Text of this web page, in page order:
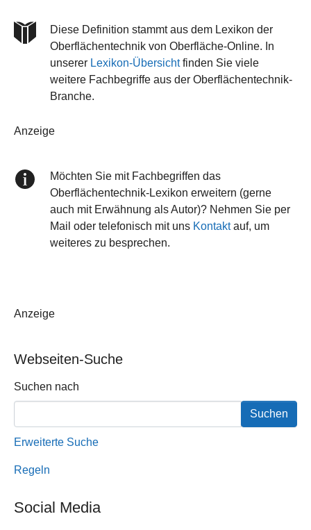
Diese Definition stammt aus dem Lexikon der
Oberflächentechnik von Oberfläche-Online. In
unserer Lexikon-Übersichtfinden Sie viele
weitere Fachbegriffe aus der Oberflächentechnik-
Branche.
Anzeige
Möchten Sie mit Fachbegriffen das
Oberflächentechnik-Lexikon erweitern (gerne
auch mit Erwähnung als Autor)? Nehmen Sie per
Mail oder telefonisch mit uns Kontaktauf, um
weiteres zu besprechen.
Anzeige
Webseiten-Suche
Suchformular
Suchen nach
Erweiterte Suche
Regeln
Social Media